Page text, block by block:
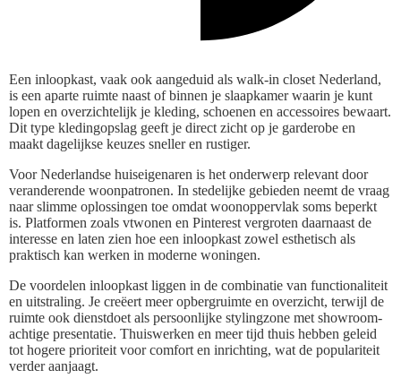
Een inloopkast, vaak ook aangeduid als walk-in closet Nederland,
is een aparte ruimte naast of binnen je slaapkamer waarin je kunt
lopen en overzichtelijk je kleding, schoenen en accessoires bewaart.
Dit type kledingopslag geeft je direct zicht op je garderobe en
maakt dagelijkse keuzes sneller en rustiger.
Voor Nederlandse huiseigenaren is het onderwerp relevant door
veranderende woonpatronen. In stedelijke gebieden neemt de vraag
naar slimme oplossingen toe omdat woonoppervlak soms beperkt
is. Platformen zoals vtwonen en Pinterest vergroten daarnaast de
interesse en laten zien hoe een inloopkast zowel esthetisch als
praktisch kan werken in moderne woningen.
De voordelen inloopkast liggen in de combinatie van functionaliteit
en uitstraling. Je creëert meer opbergruimte en overzicht, terwijl de
ruimte ook dienstdoet als persoonlijke stylingzone met showroom-
achtige presentatie. Thuiswerken en meer tijd thuis hebben geleid
tot hogere prioriteit voor comfort en inrichting, wat de populariteit
verder aanjaagt.